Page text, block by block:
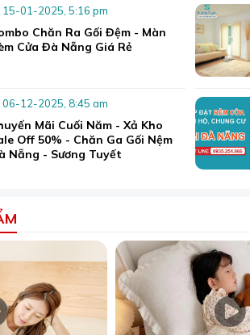
15-01-2025, 5:16 pm
Chăn Ra Gối Đệm - Màn
Cửa Đà Nẵng Giá Rẻ
06-12-2025, 8:45 am
Mãi Cuối Năm - Xả Kho
Off 50% - Chăn Ga Gối Nệm
Nẵng - Sương Tuyết